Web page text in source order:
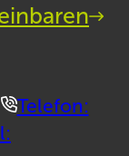
Telefon: